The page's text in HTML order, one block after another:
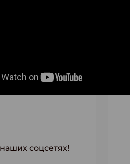
соцсетях!